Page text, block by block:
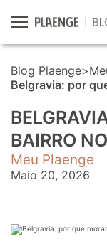
Blog Plaenge>
Belgravia: por
BAIRRO
Meu Plaenge
Maio 20, 2026